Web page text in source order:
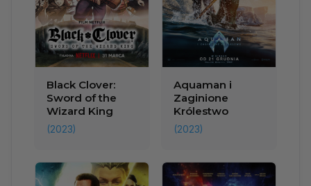
Black Clover:
Sword of the
Wizard King
(2023)
Aquaman i
Zaginione
Królestwo
(2023)